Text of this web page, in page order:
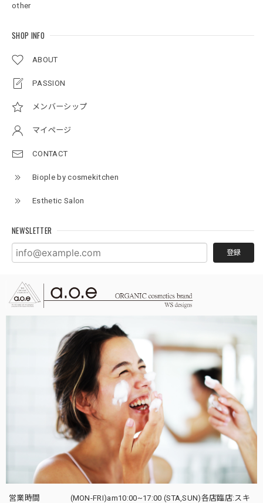
other
SHOP INFO
ABOUT
PASSION
メンバーシップ
マイページ
CONTACT
Biople by cosmekitchen
Esthetic Salon
NEWSLETTER
登録
営業時間
(MON-FRI)am10:00~17:00 (STA,SUN)各店臨店:スキ